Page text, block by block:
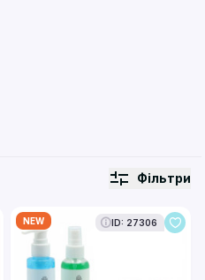
Фільтри
NEW ID: 27306